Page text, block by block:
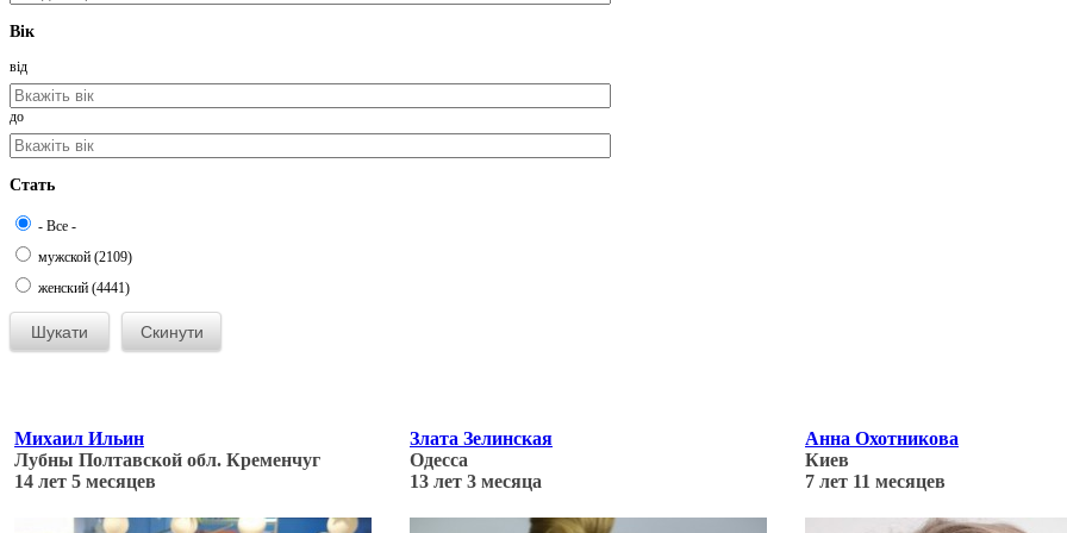
Вік
від
до
Стать
- Все -
мужской (2109)
женский (4441)
Михаил Ильин
Лубны Полтавской обл. Кременчуг
14 лет 5 месяцев
Злата Зелинская
Одесса
13 лет 3 месяца
Анна Охотникова
Киев
7 лет 11 месяцев